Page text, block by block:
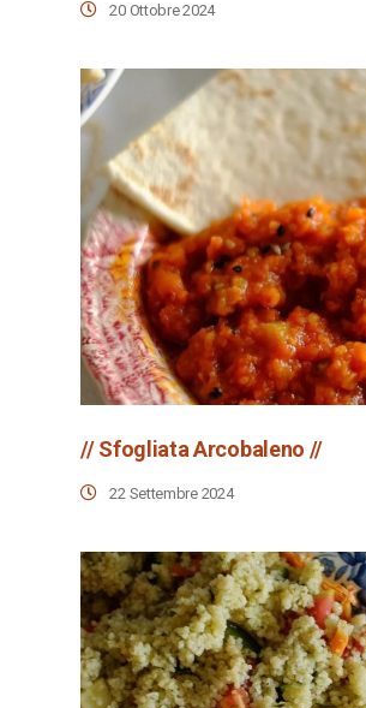
20 Ottobre 2024
// Sfogliata Arcobaleno //
22 Settembre 2024